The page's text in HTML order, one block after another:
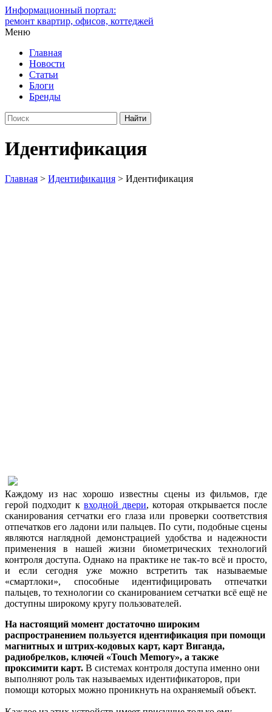
Информационный портал:
ремонт квартир, офисов, коттеджей
Меню
Главная
Новости
Статьи
Блоги
Бренды
Идентификация
Главная > Идентификация > Идентификация
Каждому из нас хорошо известны сцены из фильмов, где
герой подходит к входной двери, которая открывается после
сканирования сетчатки его глаза или проверки соответствия
отпечатков его ладони или пальцев. По сути, подобные сцены
являются наглядной демонстрацией удобства и надежности
применения в нашей жизни биометрических технологий
контроля доступа. Однако на практике не так-то всё и просто,
и если сегодня уже можно встретить так называемые
«смартлоки», способные идентифицировать отпечатки
пальцев, то технологии со сканированием сетчатки всё ещё не
доступны широкому кругу пользователей.
На настоящий момент достаточно широким
распространением пользуется идентификация при помощи
магнитных и штрих-кодовых карт, карт Виганда,
радиобрелков, ключей «Touch Memory», а также
проксимити карт. В системах контроля доступа именно они
выполняют роль так называемых идентификаторов, при
помощи которых можно проникнуть на охраняемый объект.